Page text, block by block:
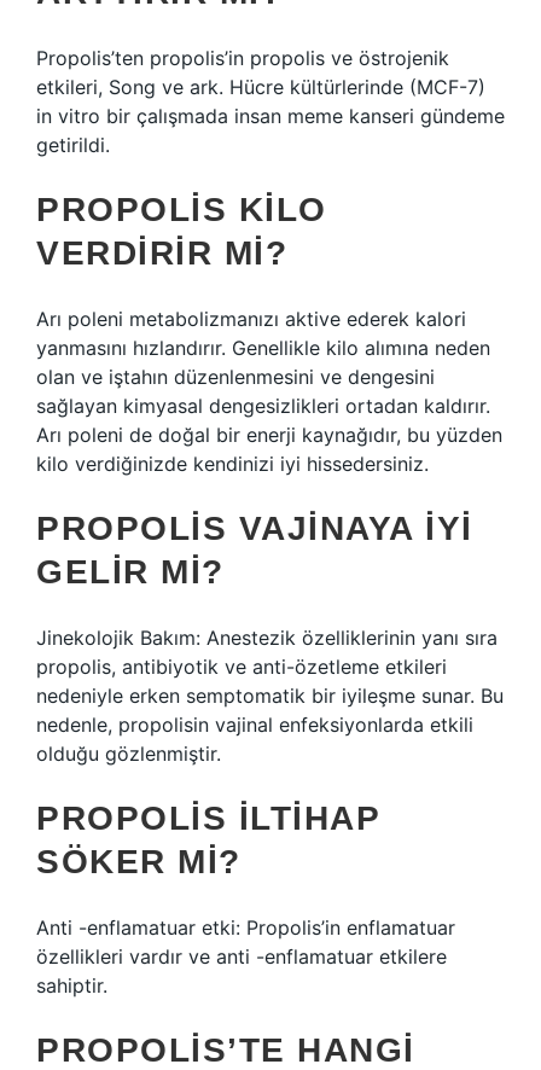
Propolis’ten propolis’in propolis ve östrojenik
etkileri, Song ve ark. Hücre kültürlerinde (MCF-7)
in vitro bir çalışmada insan meme kanseri gündeme
getirildi.
PROPOLIS KILO
VERDIRIR MI?
Arı poleni metabolizmanızı aktive ederek kalori
yanmasını hızlandırır. Genellikle kilo alımına neden
olan ve iştahın düzenlenmesini ve dengesini
sağlayan kimyasal dengesizlikleri ortadan kaldırır.
Arı poleni de doğal bir enerji kaynağıdır, bu yüzden
kilo verdiğinizde kendinizi iyi hissedersiniz.
PROPOLIS VAJINAYA IYI
GELIR MI?
Jinekolojik Bakım: Anestezik özelliklerinin yanı sıra
propolis, antibiyotik ve anti-özetleme etkileri
nedeniyle erken semptomatik bir iyileşme sunar. Bu
nedenle, propolisin vajinal enfeksiyonlarda etkili
olduğu gözlenmiştir.
PROPOLIS ILTIHAP
SÖKER MI?
Anti -enflamatuar etki: Propolis’in enflamatuar
özellikleri vardır ve anti -enflamatuar etkilere
sahiptir.
PROPOLIS’TE HANGI